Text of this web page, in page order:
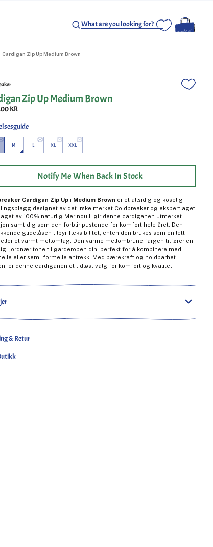
Cardigan Zip Up Medium Brown
Zip Up Medium Brown
KR
M L XL XXL
Notify Me When Back In Stock
Cardigan Zip Up i Medium Brown er et allsidig og koselig
designet av det irske merket Coldbreaker og ekspertlaget
av 100% naturlig Merinoull, gir denne cardiganen utmerket
samtidig som den forblir pustende for komfort hele året. Den
glidelåsen tilbyr fleksibilitet, enten den brukes som en lett
eller et varmt mellomlag. Den varme mellombrune fargen tilfører en
jordnær tone til garderoben din, perfekt for å kombinere med
eller semi-formelle antrekk. Med bærekraft og holdbarhet i
er denne cardiganen et tidløst valg for komfort og kvalitet.
& Retur